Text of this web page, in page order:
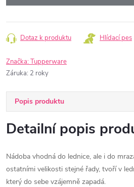
Dotaz k produktu Hlídací pes
Značka:Tupperware
Záruka: 2 roky
Popis produktu
Detailní popis
Nádoba vhodná do lednice, ale i do
ostatními velikosti stejné řady, tvoří v
který do sebe vzájemně zapadá.